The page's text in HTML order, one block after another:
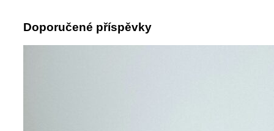
Doporučené příspěvky